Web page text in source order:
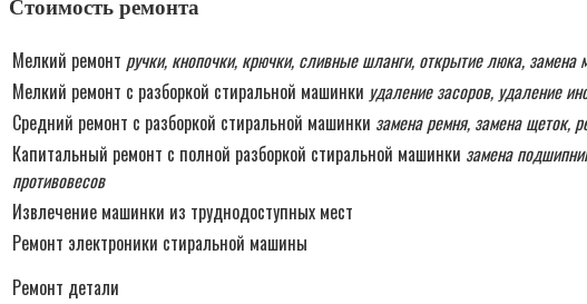
Стоимость ремонта
Мелкий ремонт ручки, кнопочки, крючки, сливные шланги, открытие люка, замена
Мелкий ремонт с разборкой стиральной машинки удаление засоров, удаление
Средний ремонт с разборкой стиральной машинки замена ремня, замена щеток,
Капитальный ремонт с полной разборкой стиральной машинки замена
противовесов
Извлечение машинки из труднодоступных мест
Ремонт электроники стиральной машины
Ремонт детали